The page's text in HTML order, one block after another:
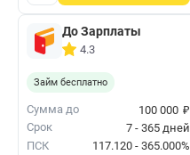
До Зарплаты
4.3
Займ бесплатно
Сумма до 100 000 ₽
Срок
7 - 365 дней
ПСК
117.120 - 365.000%